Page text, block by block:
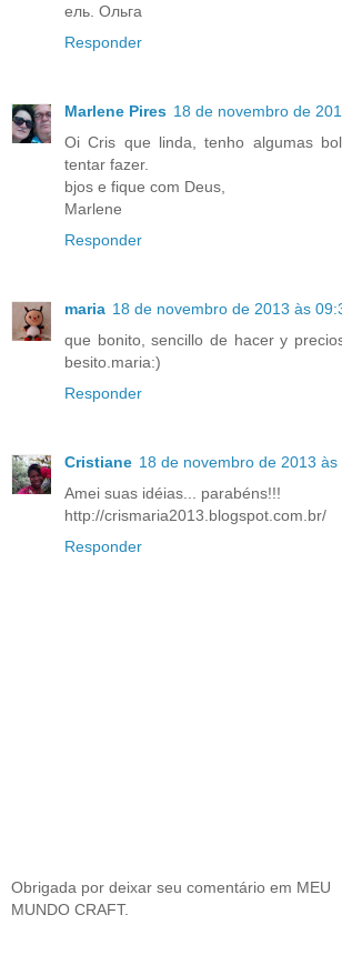
ель. Ольга
Responder
Marlene Pires 18 de novembro de
Oi Cris que linda, tenho algumas
tentar fazer.
bjos e fique com Deus,
Marlene
Responder
maria 18 de novembro de 2013 às
que bonito, sencillo de hacer y
besito.maria:)
Responder
Cristiane 18 de novembro de 2013 às
Amei suas idéias... parabéns!!!
http://crismaria2013.blogspot.com.br/
Responder
Obrigada por deixar seu comentário em MEU
MUNDO CRAFT.